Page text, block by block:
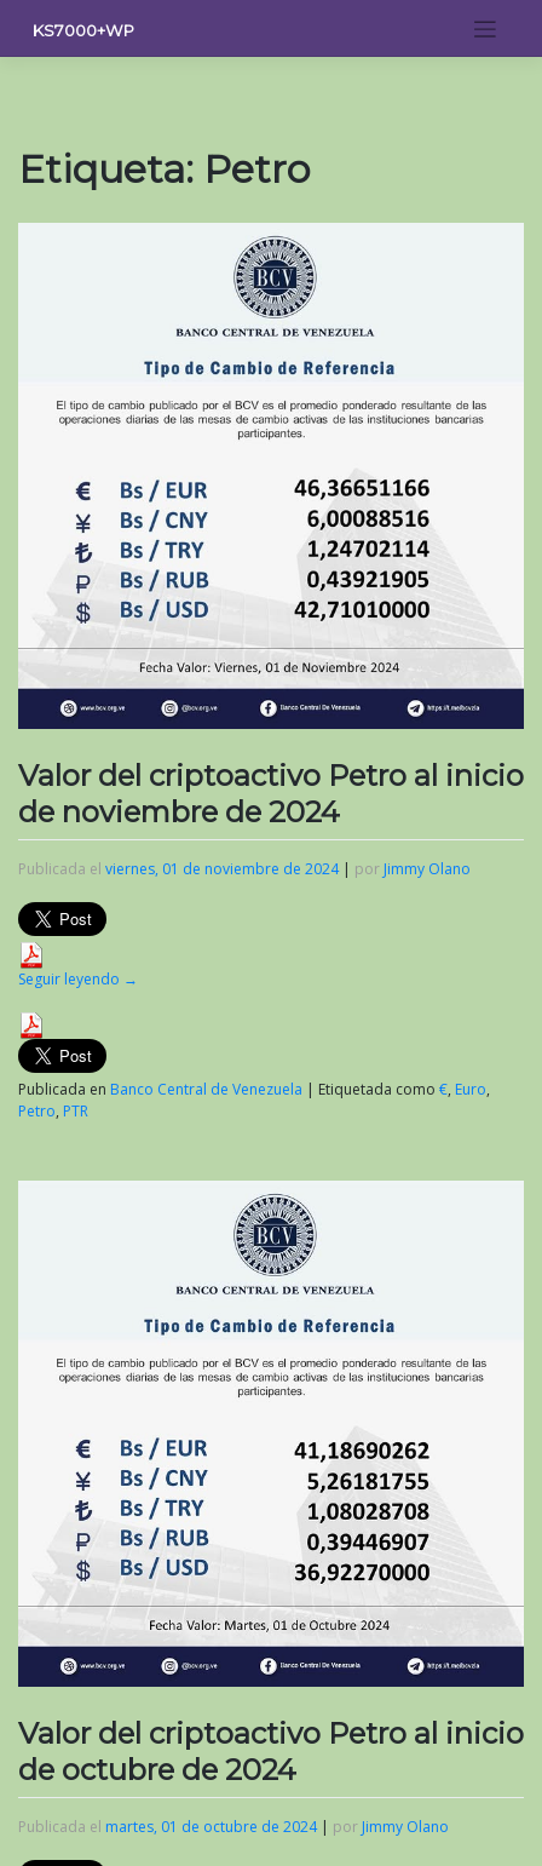
contenido
KS7000+WP
Etiqueta: Petro
Valor del criptoactivo Petro al inicio
de noviembre de 2024
Publicada el viernes, 01 de noviembre de 2024| por Jimmy Olano
Seguir leyendo →
Publicada en Banco Central de Venezuela | Etiquetada como €, Euro,
Petro, PTR
Valor del criptoactivo Petro al inicio
de octubre de 2024
Publicada el martes, 01 de octubre de 2024| por Jimmy Olano